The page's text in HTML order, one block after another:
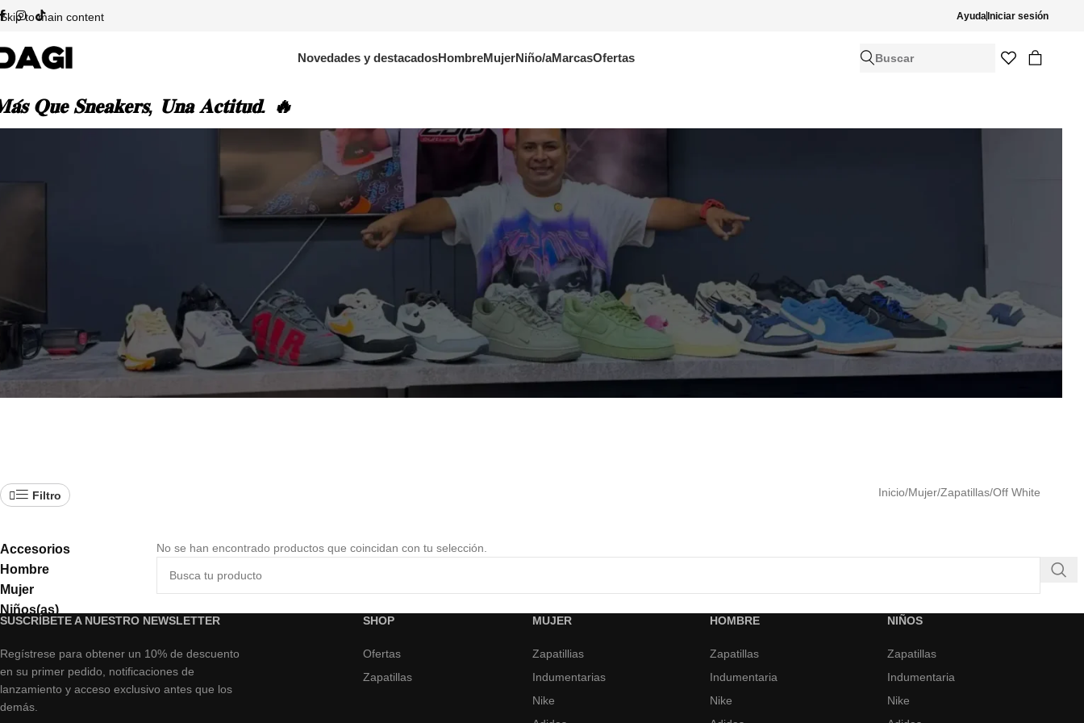
Skip to main content AyudaIniciar sesión
Novedades y destacadosHombreMujerNiño/aMarcasOfertas Buscar
𝐐𝐮𝐞 𝐒𝐧𝐞𝐚𝐤𝐞𝐫𝐬, 𝐔𝐧𝐚 𝐀𝐜𝐭𝐢𝐭𝐮𝐝. 🔥
Filtro Inicio Mujer Zapatillas Off White
Accesorios
Hombre
Mujer
Niños(as)
No se han encontrado productos que coincidan con tu selección.
SUSCRÍBETE A NUESTRO NEWSLETTER
Regístrese para obtener un 10% de descuento
en su primer pedido, notificaciones de
lanzamiento y acceso exclusivo antes que los
demás.
SHOP
Ofertas
Zapatillas
MUJER
Zapatillias
Indumentarias
Nike
HOMBRE
Zapatillas
Indumentaria
Nike
NIÑOS
Zapatillas
Indumentaria
Nike